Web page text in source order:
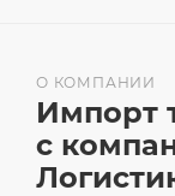
О КОМПАНИИ
Импорт
с